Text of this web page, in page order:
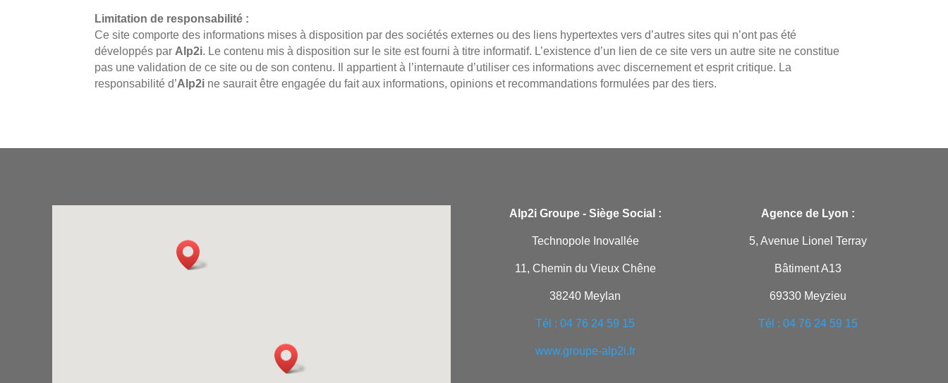
Limitation de responsabilité :
Ce site comporte des informations mises à disposition par des sociétés externes ou des liens hypertextes vers d’autres sites qui n’ont pas été
développés par Alp2i. Le contenu mis à disposition sur le site est fourni à titre informatif. L’existence d’un lien de ce site vers un autre site ne constitue
pas une validation de ce site ou de son contenu. Il appartient à l’internaute d’utiliser ces informations avec discernement et esprit critique. La
responsabilité d’Alp2i ne saurait être engagée du fait aux informations, opinions et recommandations formulées par des tiers.
Alp2i Groupe - Siège Social :
Technopole Inovallée
11, Chemin du Vieux Chêne
38240 Meylan
Tél : 04 76 24 59 15
www.groupe-alp2i.fr
Agence de Lyon :
5, Avenue Lionel Terray
Bâtiment A13
69330 Meyzieu
Tél : 04 76 24 59 15